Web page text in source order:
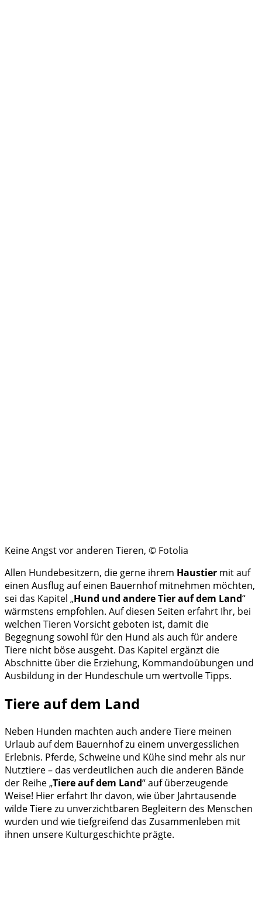
Keine Angst vor anderen Tieren, © Fotolia
Allen Hundebesitzern, die gerne ihrem Haustier mit auf
einen Ausflug auf einen Bauernhof mitnehmen möchten,
sei das Kapitel „Hund und andere Tier auf dem Land“
wärmstens empfohlen. Auf diesen Seiten erfahrt Ihr, bei
welchen Tieren Vorsicht geboten ist, damit die
Begegnung sowohl für den Hund als auch für andere
Tiere nicht böse ausgeht. Das Kapitel ergänzt die
Abschnitte über die Erziehung, Kommandoübungen und
Ausbildung in der Hundeschule um wertvolle Tipps.
Tiere auf dem Land
Neben Hunden machten auch andere Tiere meinen
Urlaub auf dem Bauernhof zu einem unvergesslichen
Erlebnis. Pferde, Schweine und Kühe sind mehr als nur
Nutztiere – das verdeutlichen auch die anderen Bände
der Reihe „Tiere auf dem Land“ auf überzeugende
Weise! Hier erfahrt Ihr davon, wie über Jahrtausende
wilde Tiere zu unverzichtbaren Begleitern des Menschen
wurden und wie tiefgreifend das Zusammenleben mit
ihnen unsere Kulturgeschichte prägte.